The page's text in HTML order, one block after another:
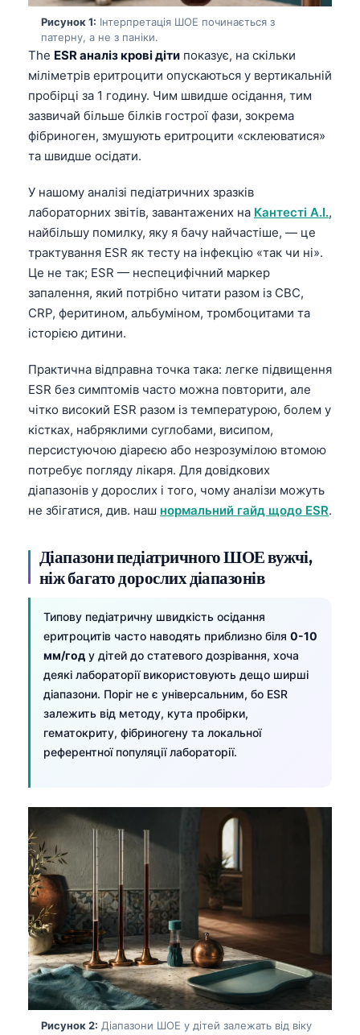
Рисунок 1: Інтерпретація ШОЕ починається з
патерну, а не з паніки.
The ESR аналіз крові діти показує, на скільки
міліметрів еритроцити опускаються у вертикальній
пробірці за 1 годину. Чим швидше осідання, тим
зазвичай більше білків гострої фази, зокрема
фібриноген, змушують еритроцити «склеюватися»
та швидше осідати.
У нашому аналізі педіатричних зразків
лабораторних звітів, завантажених на Кантесті А.І.,
найбільшу помилку, яку я бачу найчастіше, — це
трактування ESR як тесту на інфекцію «так чи ні».
Це не так; ESR — неспецифічний маркер
запалення, який потрібно читати разом із CBC,
CRP, феритином, альбуміном, тромбоцитами та
історією дитини.
Практична відправна точка така: легке підвищення
ESR без симптомів часто можна повторити, але
чітко високий ESR разом із температурою, болем у
кістках, набряклими суглобами, висипом,
персистуючою діареєю або незрозумілою втомою
потребує погляду лікаря. Для довідкових
діапазонів у дорослих і того, чому аналізи можуть
не збігатися, див. наш нормальний гайд щодо ESR.
Діапазони педіатричного ШОЕ вужчі,
ніж багато дорослих діапазонів
Типову педіатричну швидкість осідання
еритроцитів часто наводять приблизно біля 0-10
мм/год у дітей до статевого дозрівання, хоча
деякі лабораторії використовують дещо ширші
діапазони. Поріг не є універсальним, бо ESR
залежить від методу, кута пробірки,
гематокриту, фібриногену та локальної
референтної популяції лабораторії.
Рисунок 2: Діапазони ШОЕ у дітей залежать від віку